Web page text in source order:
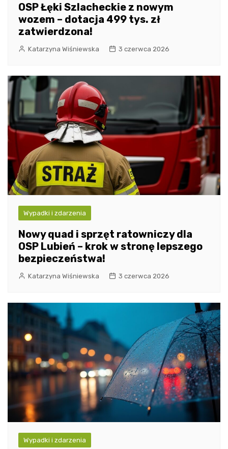
OSP Łęki Szlacheckie z nowym
wozem – dotacja 499 tys. zł
zatwierdzona!
Katarzyna Wiśniewska 3 czerwca 2026
Wypadki i zdarzenia
Nowy quad i sprzęt ratowniczy dla
OSP Lubień – krok w stronę lepszego
bezpieczeństwa!
Katarzyna Wiśniewska 3 czerwca 2026
Wypadki i zdarzenia